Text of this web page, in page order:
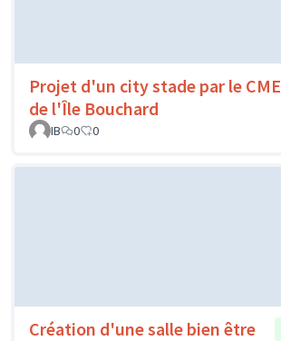
Projet d'un city stade par le CME
de l'Île Bouchard
IB
0 0
Création d'une salle bien être